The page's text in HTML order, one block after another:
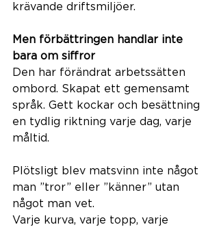
krävande driftsmiljöer.
Men förbättringen handlar inte
bara om siffror
Den har förändrat arbetssätten
ombord. Skapat ett gemensamt
språk. Gett kockar och besättning
en tydlig riktning varje dag, varje
måltid.
Plötsligt blev matsvinn inte något
man ”tror” eller ”känner” utan
något man vet.
Varje kurva, varje topp, varje